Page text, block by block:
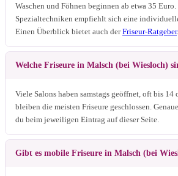
Waschen und Föhnen beginnen ab etwa 35
Spezialtechniken empfiehlt sich eine
Einen Überblick bietet auch derFriseur-Ratgeber.
Welche Friseure in Malsch (bei Wiesloch)
Viele Salons haben samstags geöffnet, oft bis 14
bleiben die meisten Friseure geschlossen.
du beim jeweiligen Eintrag auf dieser Seite.
Gibt es mobile Friseure in Malsch (bei